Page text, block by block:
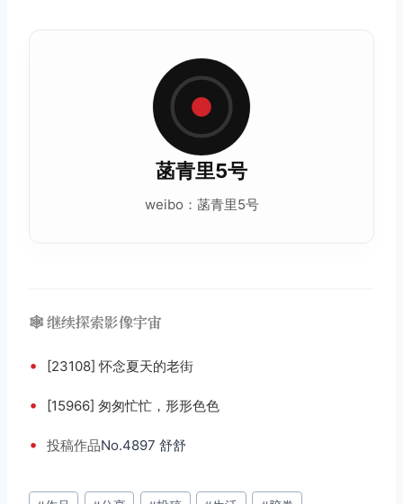
菡青里5号
weibo：菡青里5号
🕸️ 继续探索影像宇宙
• [23108] 怀念夏天的老街
• [15966] 匆匆忙忙，形形色色
• 投稿作品No.4897 舒舒
文